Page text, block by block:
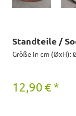
Standteile /
Größe in cm (ØxH):
12,90 € *